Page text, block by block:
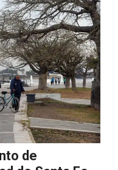
de